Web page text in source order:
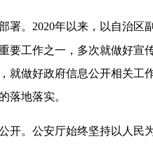
署。2020年以来，以自治
要工作之一，多次就做好
就做好政府信息公开相关工
落地落实。
开。公安厅始终坚持以人